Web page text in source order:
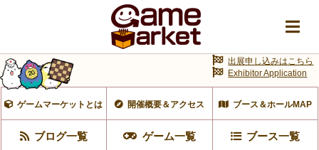
ゲームマーケットとは 開催概要＆アクセス ブース＆ホールMAP
ブログ一覧 ゲーム一覧 ブース一覧
出展申し込みはこちら
Exhibitor Application